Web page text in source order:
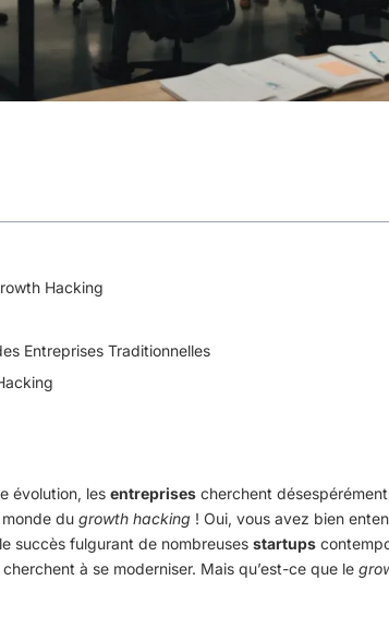
Hacking
Entreprises Traditionnelles
évolution, les entreprises cherchent
du growth hacking ! Oui, vous avez bien
succès fulgurant de nombreuses startups
à se moderniser. Mais qu’est-ce que le